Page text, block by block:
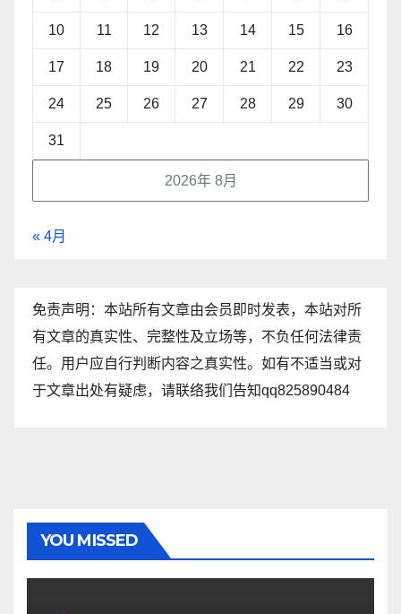
2026年 8月
10 11 12 13 14 15 16
17 18 19 20 21 22 23
24 25 26 27 28 29 30
31
« 4月
免责声明：本站所有文章由会员即时发表，本站对所
有文章的真实性、完整性及立场等，不负任何法律责
任。用户应自行判断内容之真实性。如有不适当或对
于文章出处有疑虑，请联络我们告知qq825890484
YOU MISSED